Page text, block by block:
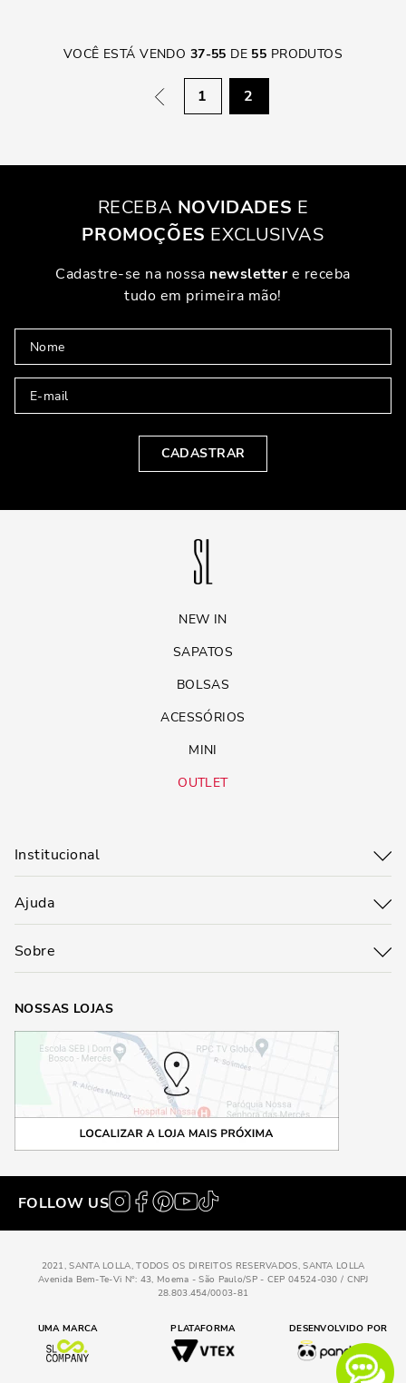
VOCÊ ESTÁ VENDO 37-55 DE 55 PRODUTOS
1 2
RECEBA NOVIDADES E
PROMOÇÕES EXCLUSIVAS
Cadastre-se na nossa newslettere receba
tudo em primeira mão!
CADASTRAR
NEW IN
SAPATOS
BOLSAS
ACESSÓRIOS
MINI
OUTLET
Institucional
Ajuda
Sobre
NOSSAS LOJAS
FOLLOW US
2021, SANTA LOLLA, TODOS OS DIREITOS RESERVADOS, SANTA LOLLA
Avenida Bem-Te-Vi N°: 43, Moema - São Paulo/SP - CEP 04524-030 / CNPJ
28.803.454/0003-81
UMA MARCA PLATAFORMA DESENVOLVIDO POR